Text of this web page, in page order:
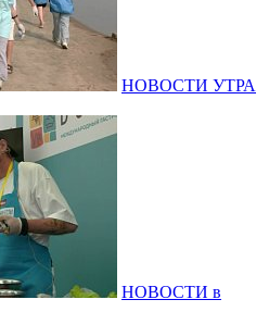
НОВОСТИ УТРА
НОВОСТИ в